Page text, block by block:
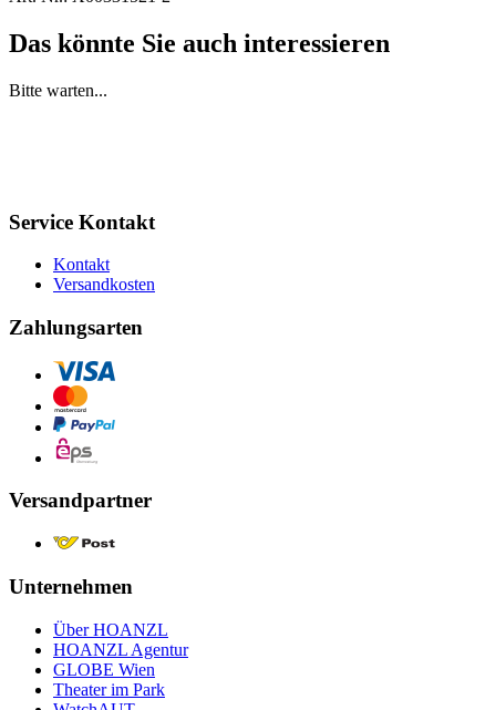
Das könnte Sie auch interessieren
Bitte warten...
Service Kontakt
Kontakt
Versandkosten
Zahlungsarten
Versandpartner
Unternehmen
Über HOANZL
HOANZL Agentur
GLOBE Wien
Theater im Park